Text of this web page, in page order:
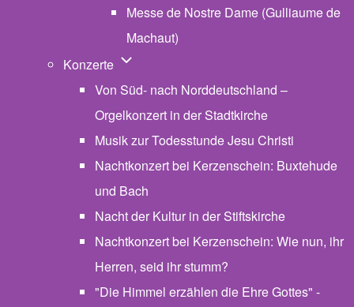
Messe de Nostre Dame (Gulliaume de
Machaut)
Konzerte Unternavigation von Konzerte
Von Süd- nach Norddeutschland –
Orgelkonzert in der Stadtkirche
Musik zur Todesstunde Jesu Christi
Nachtkonzert bei Kerzenschein: Buxtehude
und Bach
Nacht der Kultur in der Stiftskirche
Nachtkonzert bei Kerzenschein: Wie nun, ihr
Herren, seid ihr stumm?
"Die Himmel erzählen die Ehre Gottes" -